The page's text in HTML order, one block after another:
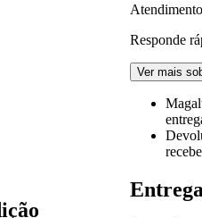
Atendimento
Responde
Ver mais